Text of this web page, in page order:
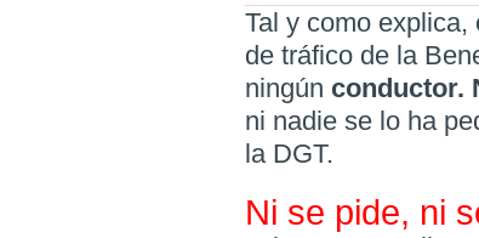
Tal y como
de tráfico de la
ningún conductor.
ni nadie se lo ha
la DGT.
Ni se pide, ni